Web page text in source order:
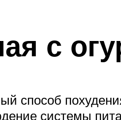
с
способ
системы